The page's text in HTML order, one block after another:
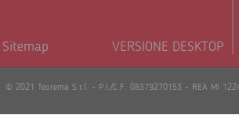
Sitemap VERSIONE DESKTOP
© 2021 Teorema S.r.l. - P.I./C.F. 08379270153 - REA MI